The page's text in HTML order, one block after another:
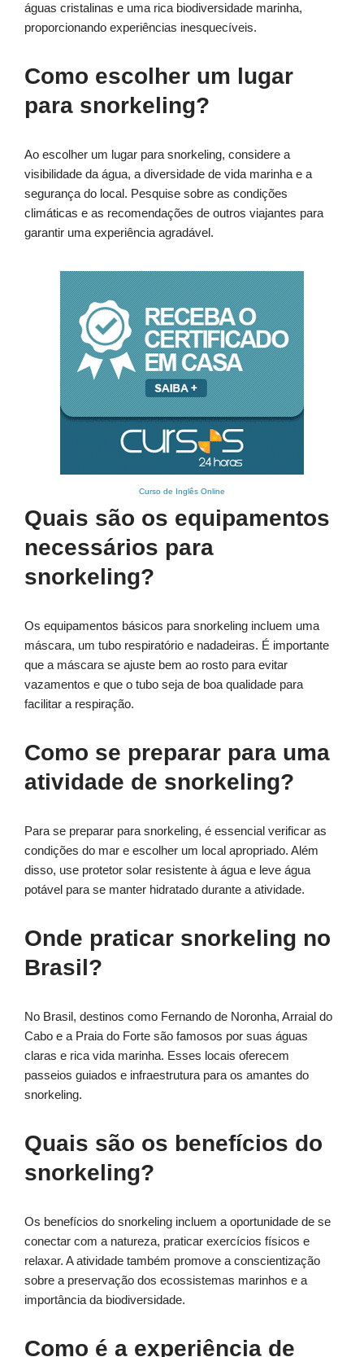
águas cristalinas e uma rica biodiversidade marinha,
proporcionando experiências inesquecíveis.
Como escolher um lugar
para snorkeling?
Ao escolher um lugar para snorkeling, considere a
visibilidade da água, a diversidade de vida marinha e a
segurança do local. Pesquise sobre as condições
climáticas e as recomendações de outros viajantes para
garantir uma experiência agradável.
Curso de Inglês Online
Quais são os equipamentos
necessários para
snorkeling?
Os equipamentos básicos para snorkeling incluem uma
máscara, um tubo respiratório e nadadeiras. É importante
que a máscara se ajuste bem ao rosto para evitar
vazamentos e que o tubo seja de boa qualidade para
facilitar a respiração.
Como se preparar para uma
atividade de snorkeling?
Para se preparar para snorkeling, é essencial verificar as
condições do mar e escolher um local apropriado. Além
disso, use protetor solar resistente à água e leve água
potável para se manter hidratado durante a atividade.
Onde praticar snorkeling no
Brasil?
No Brasil, destinos como Fernando de Noronha, Arraial do
Cabo e a Praia do Forte são famosos por suas águas
claras e rica vida marinha. Esses locais oferecem
passeios guiados e infraestrutura para os amantes do
snorkeling.
Quais são os benefícios do
snorkeling?
Os benefícios do snorkeling incluem a oportunidade de se
conectar com a natureza, praticar exercícios físicos e
relaxar. A atividade também promove a conscientização
sobre a preservação dos ecossistemas marinhos e a
importância da biodiversidade.
Como é a experiência de